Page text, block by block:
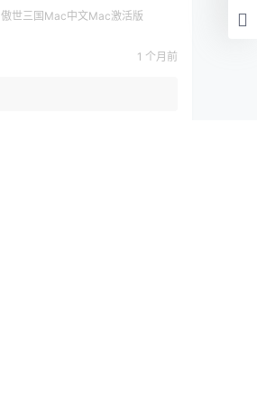
傲世三国Mac中文Mac激活版
1 个月前